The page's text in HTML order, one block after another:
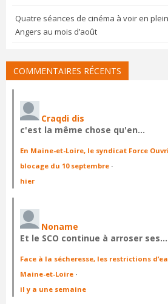
Quatre séances de cinéma à voir en
Angers au mois d’août
COMMENTAIRES RÉCENTS
Craqdi dis
c'est la même chose qu'en…
En Maine-et-Loire, le syndicat Force
blocage du 10 septembre ·
hier
Noname
Et le SCO continue à arroser ses…
Face à la sécheresse, les restrictions
Maine-et-Loire ·
il y a une semaine